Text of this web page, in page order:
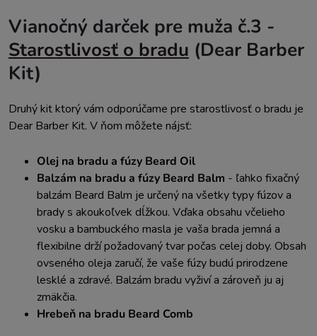
Vianočný darček pre muža č.3 -
Starostlivosť o bradu (Dear Barber
Kit)
Druhý kit ktorý vám odporúčame pre starostlivosť o bradu je
Dear Barber Kit. V ňom môžete nájsť:
Olej na bradu a fúzy Beard Oil
Balzám na bradu a fúzy Beard Balm - ľahko fixačný
balzám Beard Balm je určený na všetky typy fúzov a
brady s akoukoľvek dĺžkou. Vďaka obsahu včelieho
vosku a bambuckého masla je vaša brada jemná a
flexibilne drží požadovaný tvar počas celej doby. Obsah
ovseného oleja zaručí, že vaše fúzy budú prirodzene
lesklé a zdravé. Balzám bradu vyživí a zároveň ju aj
zmäkčia.
Hrebeň na bradu Beard Comb